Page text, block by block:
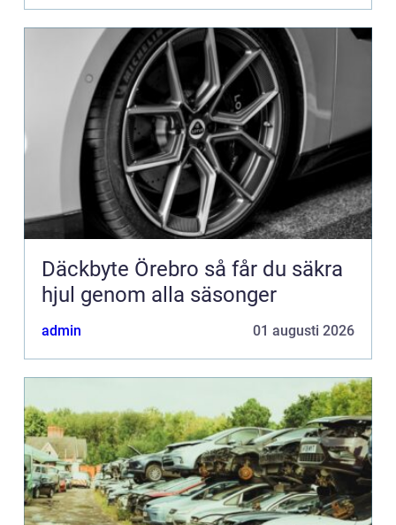
Däckbyte Örebro så får du säkra
hjul genom alla säsonger
admin 01 augusti 2026